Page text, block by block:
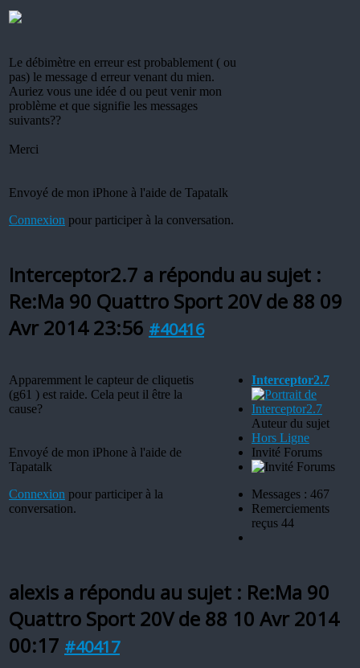
Le débimètre en erreur est probablement ( ou
pas) le message d erreur venant du mien.
Auriez vous une idée d ou peut venir mon
problème et que signifie les messages
suivants??
Merci
Envoyé de mon iPhone à l'aide de Tapatalk
Connexion pour participer à la conversation.
Interceptor2.7 a répondu au sujet :
Re:Ma 90 Quattro Sport 20V de 88 09
Avr 2014 23:56 #40416
Apparemment le capteur de cliquetis
(g61 ) est raide. Cela peut il être la
cause?
Envoyé de mon iPhone à l'aide de
Tapatalk
Connexion pour participer à la
conversation.
Interceptor2.7
Auteur du sujet
Hors Ligne
Invité Forums
Messages : 467
Remerciements
reçus 44
alexis a répondu au sujet : Re:Ma 90
Quattro Sport 20V de 88 10 Avr 2014
00:17 #40417